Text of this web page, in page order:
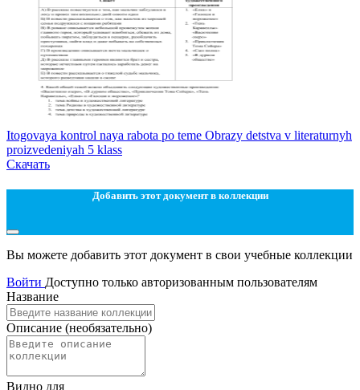
Itogovaya kontrol naya rabota po teme Obrazy detstva v literaturnyh
proizvedeniyah 5 klass
Скачать
Добавить этот документ в коллекции
Вы можете добавить этот документ в свои учебные коллекции
Войти Доступно только авторизованным пользователям
Название
Описание (необязательно)
Видно для